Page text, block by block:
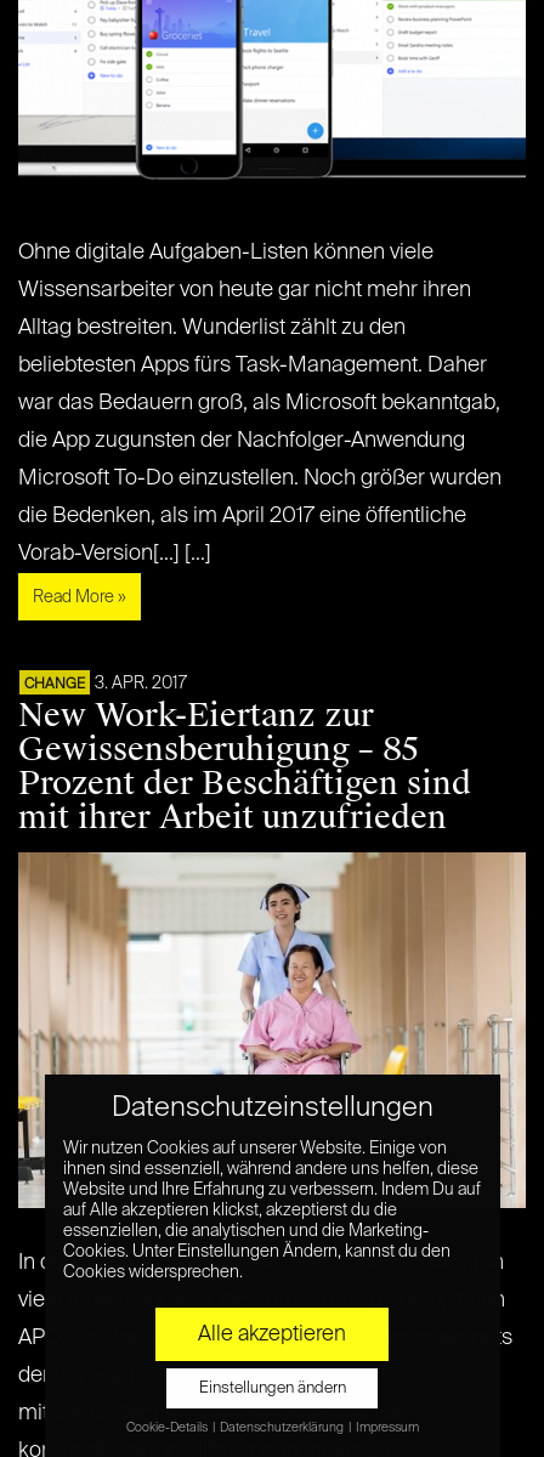
Ohne digitale Aufgaben-Listen können viele
Wissensarbeiter von heute gar nicht mehr ihren
Alltag bestreiten. Wunderlist zählt zu den
beliebtesten Apps fürs Task-Management. Daher
war das Bedauern groß, als Microsoft bekanntgab,
die App zugunsten der Nachfolger-Anwendung
Microsoft To-Do einzustellen. Noch größer wurden
die Bedenken, als im April 2017 eine öffentliche
Vorab-Version[...] [...]
Read More »
CHANGE 3. APR. 2017
New Work-Eiertanz zur
Gewissensberuhigung – 85
Prozent der Beschäftigen sind
mit ihrer Arbeit unzufrieden
In den vergangenen Jahren lieferte ich in Beiträgen
viele Anregungen für die Formierung einer digitalen
APO, um das Inzest-System des Top-Managements
der Konzerne, von autoritär geführten
mittelständischen Unternehmen und von
korrumpierbaren Elite-Hochschulen zu
Datenschutzeinstellungen
Wir nutzen Cookies auf unserer Website. Einige von
ihnen sind essenziell, während andere uns helfen, diese
Website und Ihre Erfahrung zu verbessern. Indem Du auf
auf Alle akzeptieren klickst, akzeptierst du die
essenziellen, die analytischen und die Marketing-
Cookies. Unter Einstellungen Ändern, kannst du den
Cookies widersprechen.
Alle akzeptieren
Einstellungen ändern
Cookie-Details Datenschutzerklärung Impressum